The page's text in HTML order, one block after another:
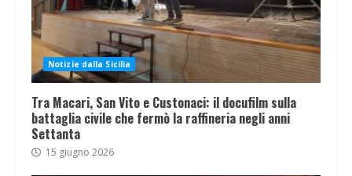
Notizie dalla Sicilia
Tra Macari, San Vito e Custonaci: il docufilm sulla
battaglia civile che fermò la raffineria negli anni
Settanta
15 giugno 2026